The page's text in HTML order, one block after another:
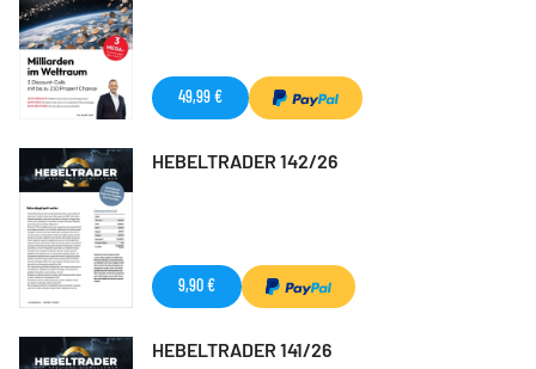
49,99 €
HEBELTRADER 142/26
9,90 €
HEBELTRADER 141/26